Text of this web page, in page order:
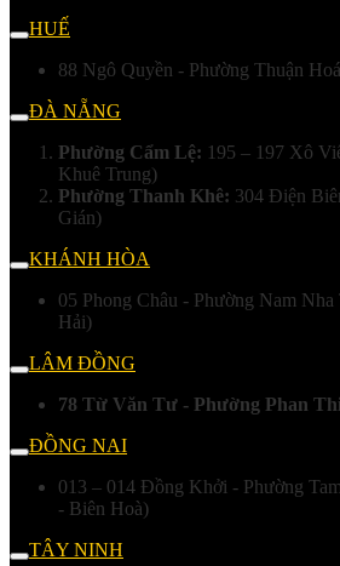
HUẾ
88 Ngô Quyền - Phường Thuận Hoá
ĐÀ NẴNG
Phường Cẩm Lệ: 195 – 197 Xô
Khuê Trung)
Phường Thanh Khê: 304 Điện
Gián)
KHÁNH HÒA
05 Phong Châu - Phường Nam
Hải)
LÂM ĐỒNG
78 Từ Văn Tư - Phường Phan
ĐỒNG NAI
013 – 014 Đồng Khởi - Phường
- Biên Hoà)
TÂY NINH